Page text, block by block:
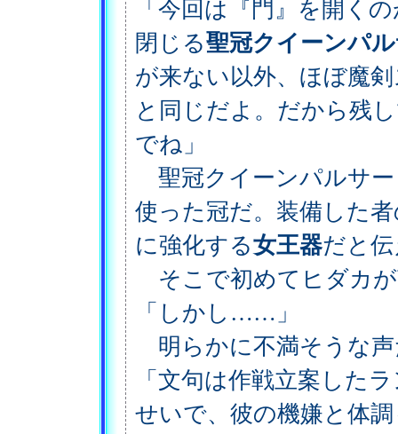
「今回は『門』を開く
閉じる聖冠クイーンパ
が来ない以外、ほぼ魔
と同じだよ。だから残
でね」
聖冠クイーンパルサ
使った冠だ。装備した
に強化する女王器だと
そこで初めてヒダカ
「しかし……」
明らかに不満そうな
「文句は作戦立案した
せいで、彼の機嫌と体